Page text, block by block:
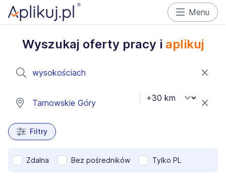
Menu
Wyszukaj oferty pracy i aplikuj
Filtry
Zdalna Bez pośredników Tylko PL